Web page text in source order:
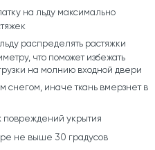
на льду максимально
распределять растяжки
что поможет избежать
на молнию входной двери
снегом, иначе ткань вмерзнет в
повреждений укрытия
не выше 30 градусов